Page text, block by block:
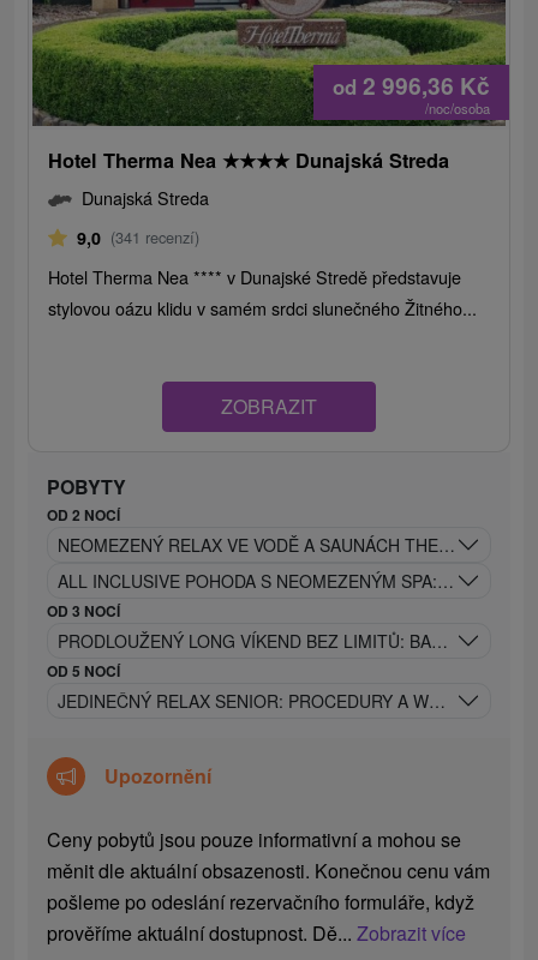
od 2 996,36 Kč
/noc/osoba
Hotel Therma Nea ★★★★ Dunajská Streda
Dunajská Streda
9,0 (341 recenzí)
Hotel Therma Nea **** v Dunajské Stredě představuje
stylovou oázu klidu v samém srdci slunečného Žitného...
ZOBRAZIT
POBYTY
OD 2 NOCÍ
NEOMEZENÝ RELAX VE VODĚ A SAUNÁCH
ALL INCLUSIVE POHODA S NEOMEZENÝM SPA: TERMÁLNÍ
OD 3 NOCÍ
PRODLOUŽENÝ LONG VÍKEND BEZ LIMITŮ: BAZÉNY,
OD 5 NOCÍ
JEDINEČNÝ RELAX SENIOR: PROCEDURY A WELLNESS
Upozornění
Ceny pobytů jsou pouze informativní a mohou se
měnit dle aktuální obsazenosti. Konečnou cenu vám
pošleme po odeslání rezervačního formuláře, když
prověříme aktuální dostupnost. Dě...Zobrazit více